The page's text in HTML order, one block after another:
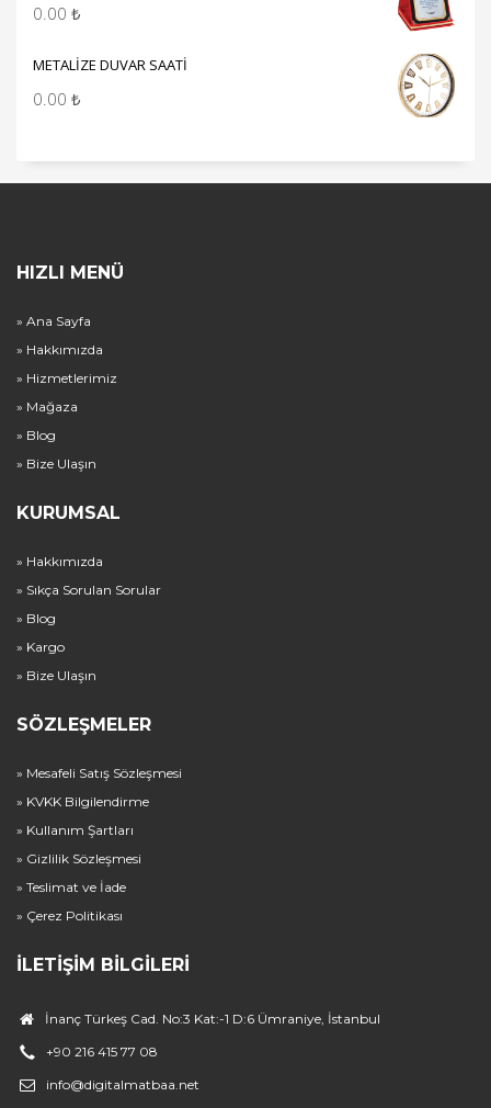
0.00 ₺
METALİZE DUVAR SAATİ
0.00 ₺
HIZLI MENÜ
» Ana Sayfa
» Hakkımızda
» Hizmetlerimiz
» Mağaza
» Blog
» Bize Ulaşın
KURUMSAL
» Hakkımızda
» Sıkça Sorulan Sorular
» Blog
» Kargo
» Bize Ulaşın
SÖZLEŞMELER
» Mesafeli Satış Sözleşmesi
» KVKK Bilgilendirme
» Kullanım Şartları
» Gizlilik Sözleşmesi
» Teslimat ve İade
» Çerez Politikası
İLETIŞIM BILGILERI
İnanç Türkeş Cad. No:3 Kat:-1 D:6 Ümraniye, İstanbul
+90 216 415 77 08
info@digitalmatbaa.net